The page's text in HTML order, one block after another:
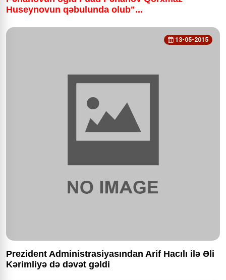
Huseynovun qəbulunda olub"...
13-05-2015
Prezident Administrasiyasından Arif Hacılı ilə Əli
Kərimliyə də dəvət gəldi